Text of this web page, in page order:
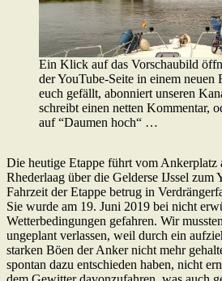
Ein Klick auf das Vorschaubild
der YouTube-Seite in einem neuen
euch gefällt, abonniert unseren
schreibt einen netten Kommentar,
auf “Daumen hoch“ …
Die heutige Etappe führt vom Ankerplatz
Rhederlaag über die Gelderse IJssel zum
Fahrzeit der Etappe betrug in
Sie wurde am 19. Juni 2019 bei nicht
Wetterbedingungen gefahren. Wir
ungeplant verlassen, weil durch ein
starken Böen der Anker nicht mehr
spontan dazu entschieden haben, nicht